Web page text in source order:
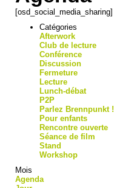
[osd_social_media_sharing]
Catégories
Afterwork
Club de lecture
Conférence
Discussion
Fermeture
Lecture
Lunch-débat
P2P
Parlez Brennpunkt !
Pour enfants
Rencontre ouverte
Séance de film
Stand
Workshop
Mois
Agenda